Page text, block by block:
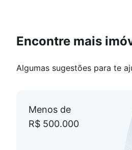
Encontre mais
Algumas sugestões para te
Menos de
R$ 500.000